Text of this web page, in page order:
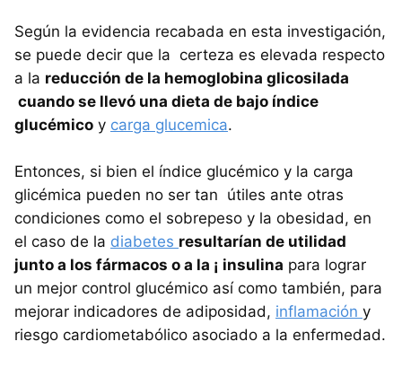
Según la evidencia recabada en esta investigación,
se puede decir que la certeza es elevada respecto
a la reducción de la hemoglobina glicosilada
cuando se llevó una dieta de bajo índice
glucémico y carga glucemica.
Entonces, si bien el índice glucémico y la carga
glicémica pueden no ser tan útiles ante otras
condiciones como el sobrepeso y la obesidad, en
el caso de la diabetes resultarían de utilidad
junto a los fármacos o a la ¡ insulina para lograr
un mejor control glucémico así como también, para
mejorar indicadores de adiposidad, inflamación y
riesgo cardiometabólico asociado a la enfermedad.